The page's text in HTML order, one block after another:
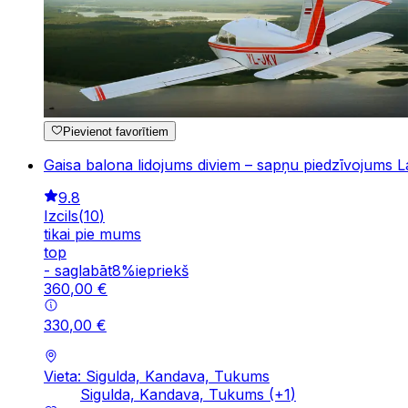
Pievienot favorītiem
Gaisa balona lidojums diviem – sapņu piedzīvojums
9.8
Izcils(10)
tikai pie mums
top
- saglabāt8%iepriekš
360,00 €
330,00 €
Vieta: Sigulda, Kandava, Tukums
Sigulda, Kandava, Tukums (+1)